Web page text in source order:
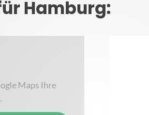
Hamburg:
Maps Ihre